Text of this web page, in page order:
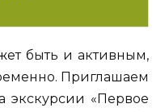
быть и активным,
Приглашаем
экскурсии «Первое